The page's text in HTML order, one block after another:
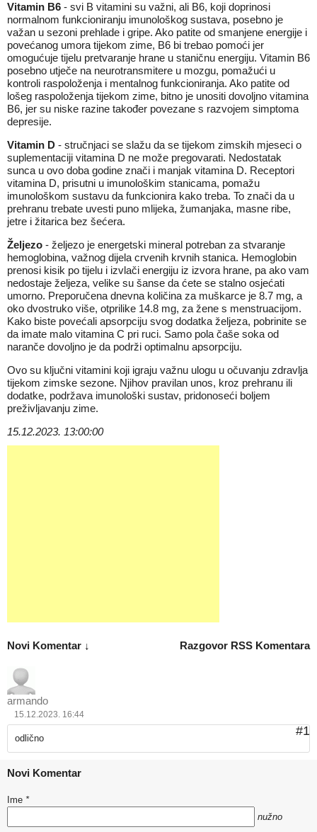
Vitamin B6 - svi B vitamini su važni, ali B6, koji doprinosi
normalnom funkcioniranju imunološkog sustava, posebno je
važan u sezoni prehlade i gripe. Ako patite od smanjene energije i
povećanog umora tijekom zime, B6 bi trebao pomoći jer
omogućuje tijelu pretvaranje hrane u staničnu energiju. Vitamin B6
posebno utječe na neurotransmitere u mozgu, pomažući u
kontroli raspoloženja i mentalnog funkcioniranja. Ako patite od
lošeg raspoloženja tijekom zime, bitno je unositi dovoljno vitamina
B6, jer su niske razine također povezane s razvojem simptoma
depresije.
Vitamin D - stručnjaci se slažu da se tijekom zimskih mjeseci o
suplementaciji vitamina D ne može pregovarati. Nedostatak
sunca u ovo doba godine znači i manjak vitamina D. Receptori
vitamina D, prisutni u imunološkim stanicama, pomažu
imunološkom sustavu da funkcionira kako treba. To znači da u
prehranu trebate uvesti puno mlijeka, žumanjaka, masne ribe,
jetre i žitarica bez šećera.
Željezo - željezo je energetski mineral potreban za stvaranje
hemoglobina, važnog dijela crvenih krvnih stanica. Hemoglobin
prenosi kisik po tijelu i izvlači energiju iz izvora hrane, pa ako vam
nedostaje željeza, velike su šanse da ćete se stalno osjećati
umorno. Preporučena dnevna količina za muškarce je 8.7 mg, a
oko dvostruko više, otprilike 14.8 mg, za žene s menstruacijom.
Kako biste povećali apsorpciju svog dodatka željeza, pobrinite se
da imate malo vitamina C pri ruci. Samo pola čaše soka od
naranče dovoljno je da podrži optimalnu apsorpciju.
Ovo su ključni vitamini koji igraju važnu ulogu u očuvanju zdravlja
tijekom zimske sezone. Njihov pravilan unos, kroz prehranu ili
dodatke, podržava imunološki sustav, pridonoseći boljem
preživljavanju zime.
15.12.2023. 13:00:00
Razgovor RSS Komentara
Novi Komentar ↓
armando
15.12.2023. 16:44
#1
odlično
Novi Komentar
Ime *
nužno